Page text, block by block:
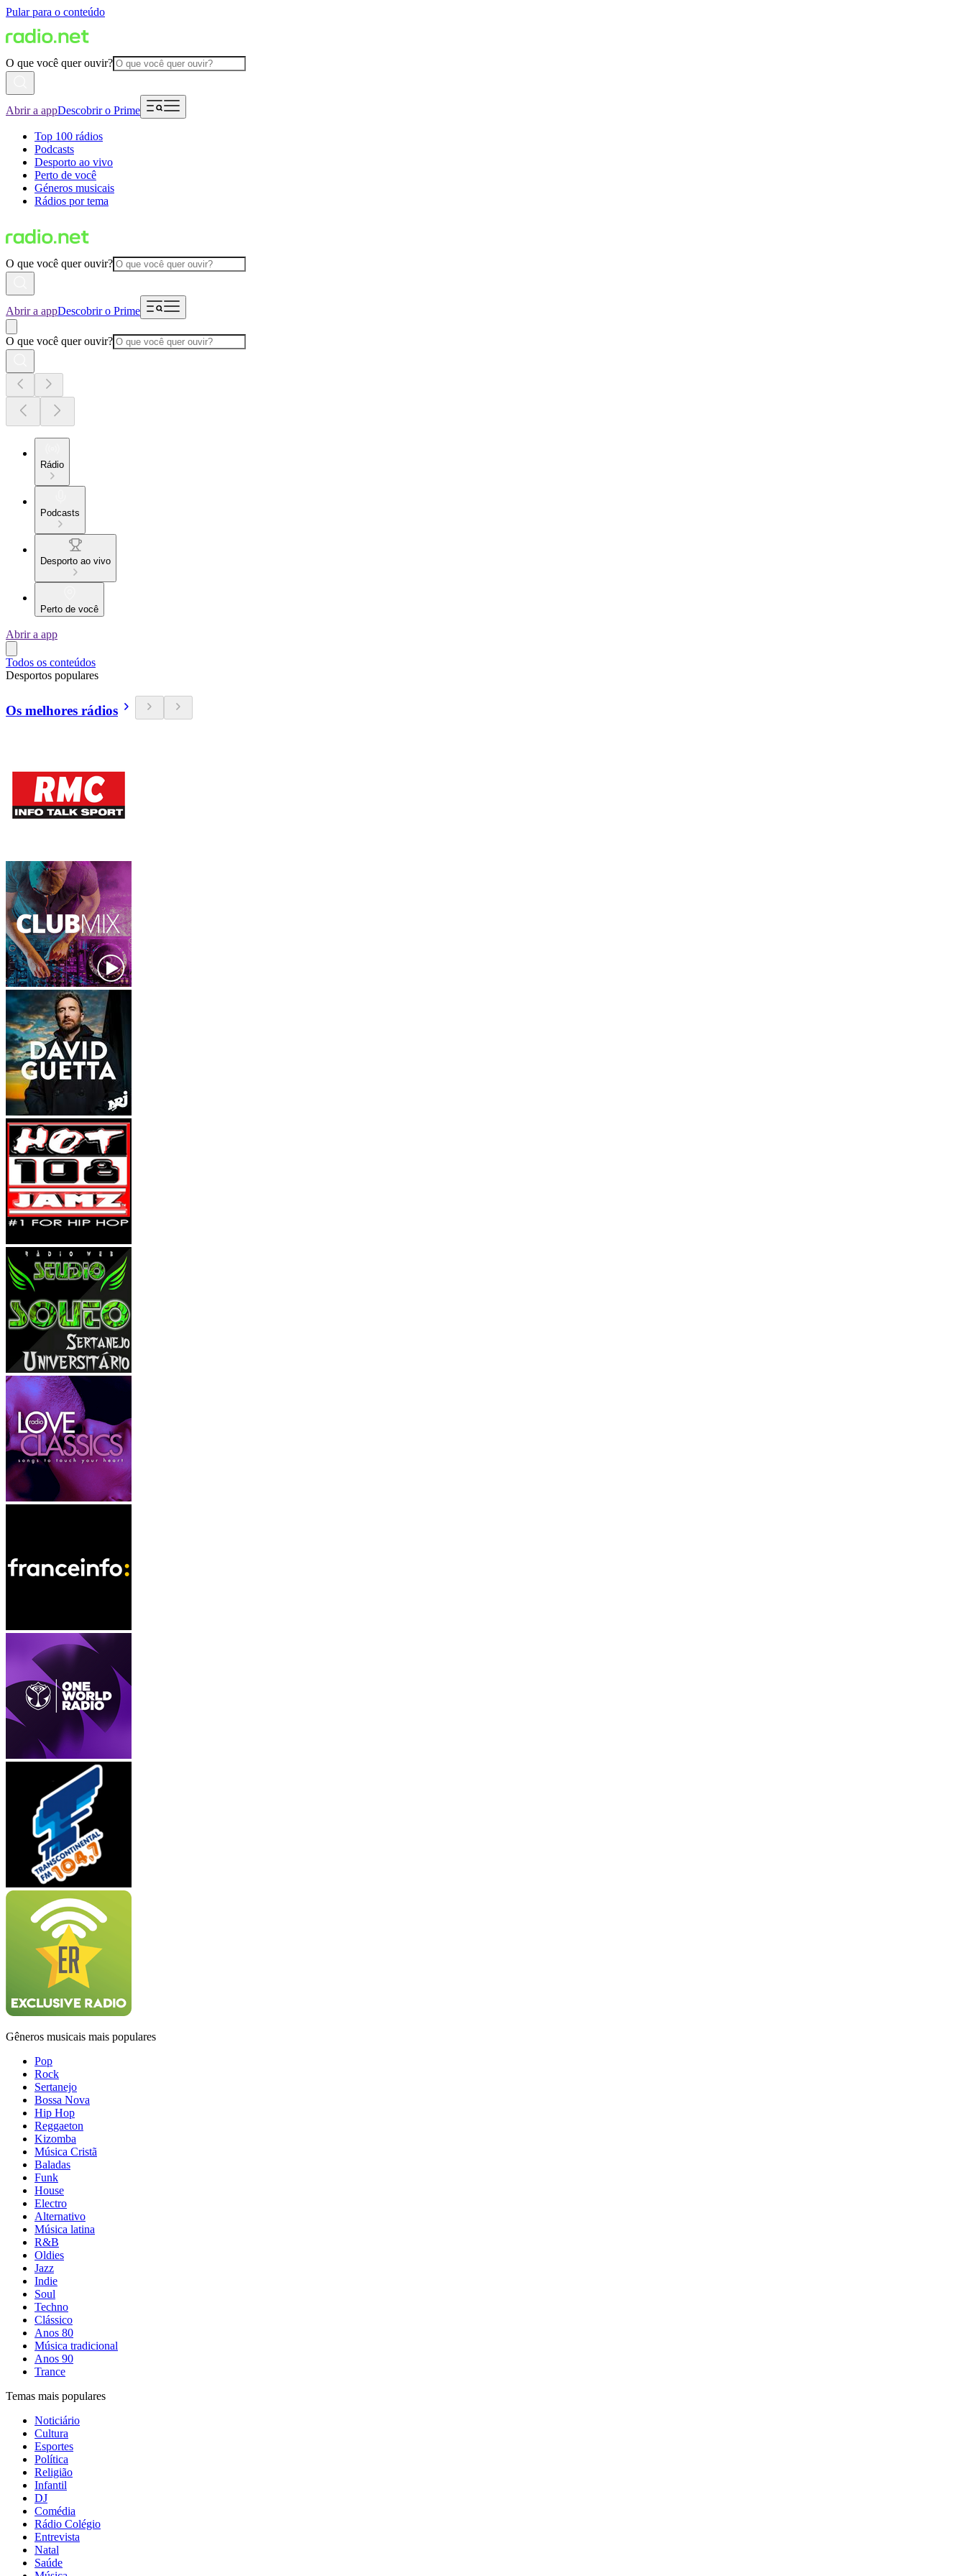
Pular para o conteúdo
O que você quer ouvir?
Abrir a appDescobrir o Prime
Top 100 rádios
Podcasts
Desporto ao vivo
Perto de você
Géneros musicais
Rádios por tema
O que você quer ouvir?
Abrir a appDescobrir o Prime
O que você quer ouvir?
Rádio
Podcasts
Desporto ao vivo
Perto de você
Abrir a app
Todos os conteúdos
Desportos populares
Os melhores rádios
Gêneros musicais mais populares
Pop
Rock
Sertanejo
Bossa Nova
Hip Hop
Reggaeton
Kizomba
Música Cristã
Baladas
Funk
House
Electro
Alternativo
Música latina
R&B
Oldies
Jazz
Indie
Soul
Techno
Clássico
Anos 80
Música tradicional
Anos 90
Trance
Temas mais populares
Noticiário
Cultura
Esportes
Política
Religião
Infantil
DJ
Comédia
Rádio Colégio
Entrevista
Natal
Saúde